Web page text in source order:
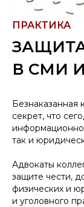
ПРАКТИКА
В СМИ
Безнаказанная
секрет, что
так и
Адвокаты
защите чести,
физических и
и уголовного